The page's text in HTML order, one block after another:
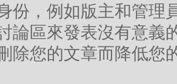
份，例如版主和管理
論區來發表沒有意義
除您的文章而降低您